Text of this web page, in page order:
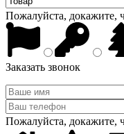
Пожалуйста, докажите,
Заказать звонок
Пожалуйста, докажите,